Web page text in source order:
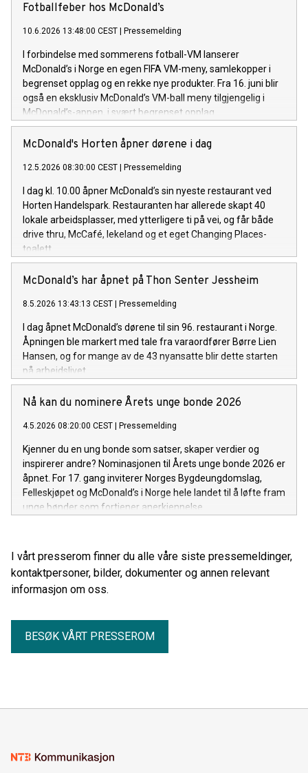
Fotballfeber hos McDonald’s
10.6.2026 13:48:00 CEST Pressemelding
I forbindelse med sommerens fotball-VM lanserer
McDonald’s i Norge en egen FIFA VM-meny, samlekopper i
begrenset opplag og en rekke nye produkter. Fra 16. juni blir
også en eksklusiv McDonald’s VM-ball meny tilgjengelig i
McDonald’s-appen, i svært begrenset opplag.
McDonald's Horten åpner dørene i dag
12.5.2026 08:30:00 CEST Pressemelding
I dag kl. 10.00 åpner McDonald’s sin nyeste restaurant ved
Horten Handelspark. Restauranten har allerede skapt 40
lokale arbeidsplasser, med ytterligere ti på vei, og får både
drive thru, McCafé, lekeland og et eget Changing Places-
toalett.
McDonald’s har åpnet på Thon Senter Jessheim
8.5.2026 13:43:13 CEST Pressemelding
I dag åpnet McDonald’s dørene til sin 96. restaurant i Norge.
Åpningen ble markert med tale fra varaordfører Børre Lien
Hansen, og for mange av de 43 nyansatte blir dette starten
på arbeidslivet.
Nå kan du nominere Årets unge bonde 2026
4.5.2026 08:20:00 CEST Pressemelding
Kjenner du en ung bonde som satser, skaper verdier og
inspirerer andre? Nominasjonen til Årets unge bonde 2026 er
åpnet. For 17. gang inviterer Norges Bygdeungdomslag,
Felleskjøpet og McDonald’s i Norge hele landet til å løfte fram
unge bønder som fortjener anerkjennelse.
I vårt presserom finner du alle våre siste pressemeldinger,
kontaktpersoner, bilder, dokumenter og annen relevant
informasjon om oss.
BESØK VÅRT PRESSEROM